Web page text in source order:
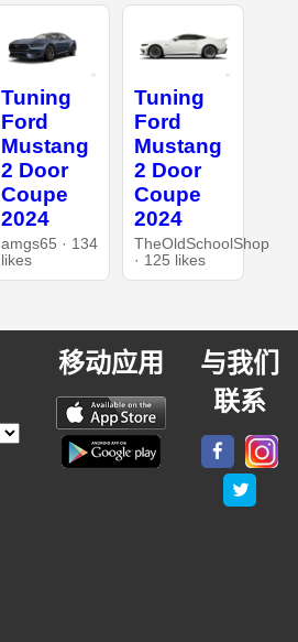
Tuning
Ford
Mustang
2 Door
Coupe
2024
amgs65 · 134
likes
Tuning
Ford
Mustang
2 Door
Coupe
2024
TheOldSchoolShop
· 125 likes
移动应用
与我们
联系